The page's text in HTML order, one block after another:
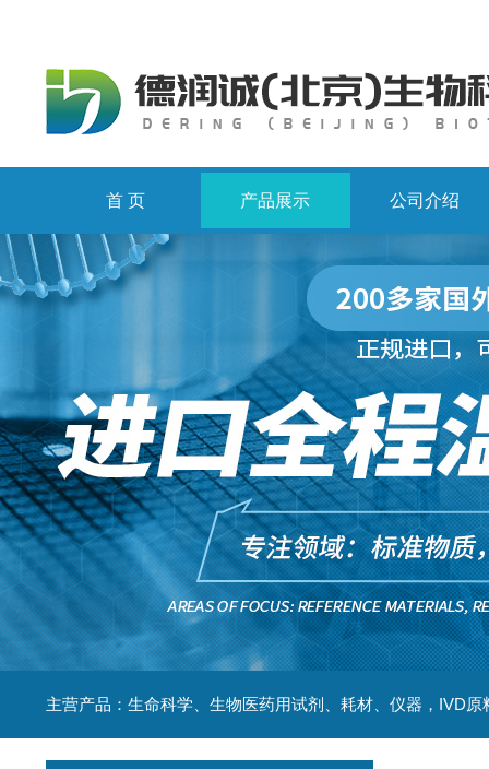
首 页 产品展示 公司介绍
主营产品：生命科学、生物医药用试剂、耗材、仪器，IVD原